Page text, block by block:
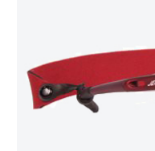
$33.98.